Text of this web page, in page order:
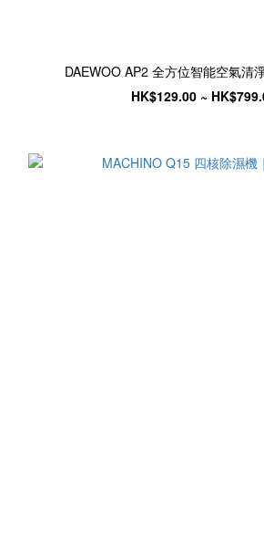
DAEWOO AP2 全方位智能空氣清
HK$129.00 ~